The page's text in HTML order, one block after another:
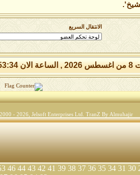
الانتقال السريع
مساءً.
- 2026, Jelsoft Enterprises Ltd. TranZ By Almuhajir
30
31
34
35
36
37
38
39
41
42
43
44
46